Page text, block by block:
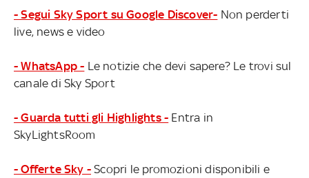
- Segui Sky Sport su Google Discover- Non perderti
live, news e video
- WhatsApp - Le notizie che devi sapere? Le trovi sul
canale di Sky Sport
- Guarda tutti gli Highlights - Entra in
SkyLightsRoom
- Offerte Sky - Scopri le promozioni disponibili e